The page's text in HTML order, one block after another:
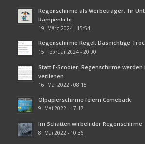
Regenschirme als Werbeträger: Ihr
Rampenlicht
19. März 2024 - 15:54
Regenschirme Regel: Das richtige
15. Februar 2024 - 20:00
Statt E-Scooter: Regenschirme werden
verliehen
16. Mai 2022 - 08:15
Ölpapierschirme feiern Comeback
9. Mai 2022 - 17:17
Im Schatten wirbelnder Regenschirme
8. Mai 2022 - 10:36